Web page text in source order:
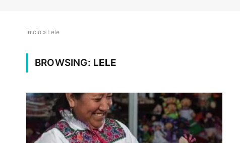
Inicio » Lele
BROWSING: LELE